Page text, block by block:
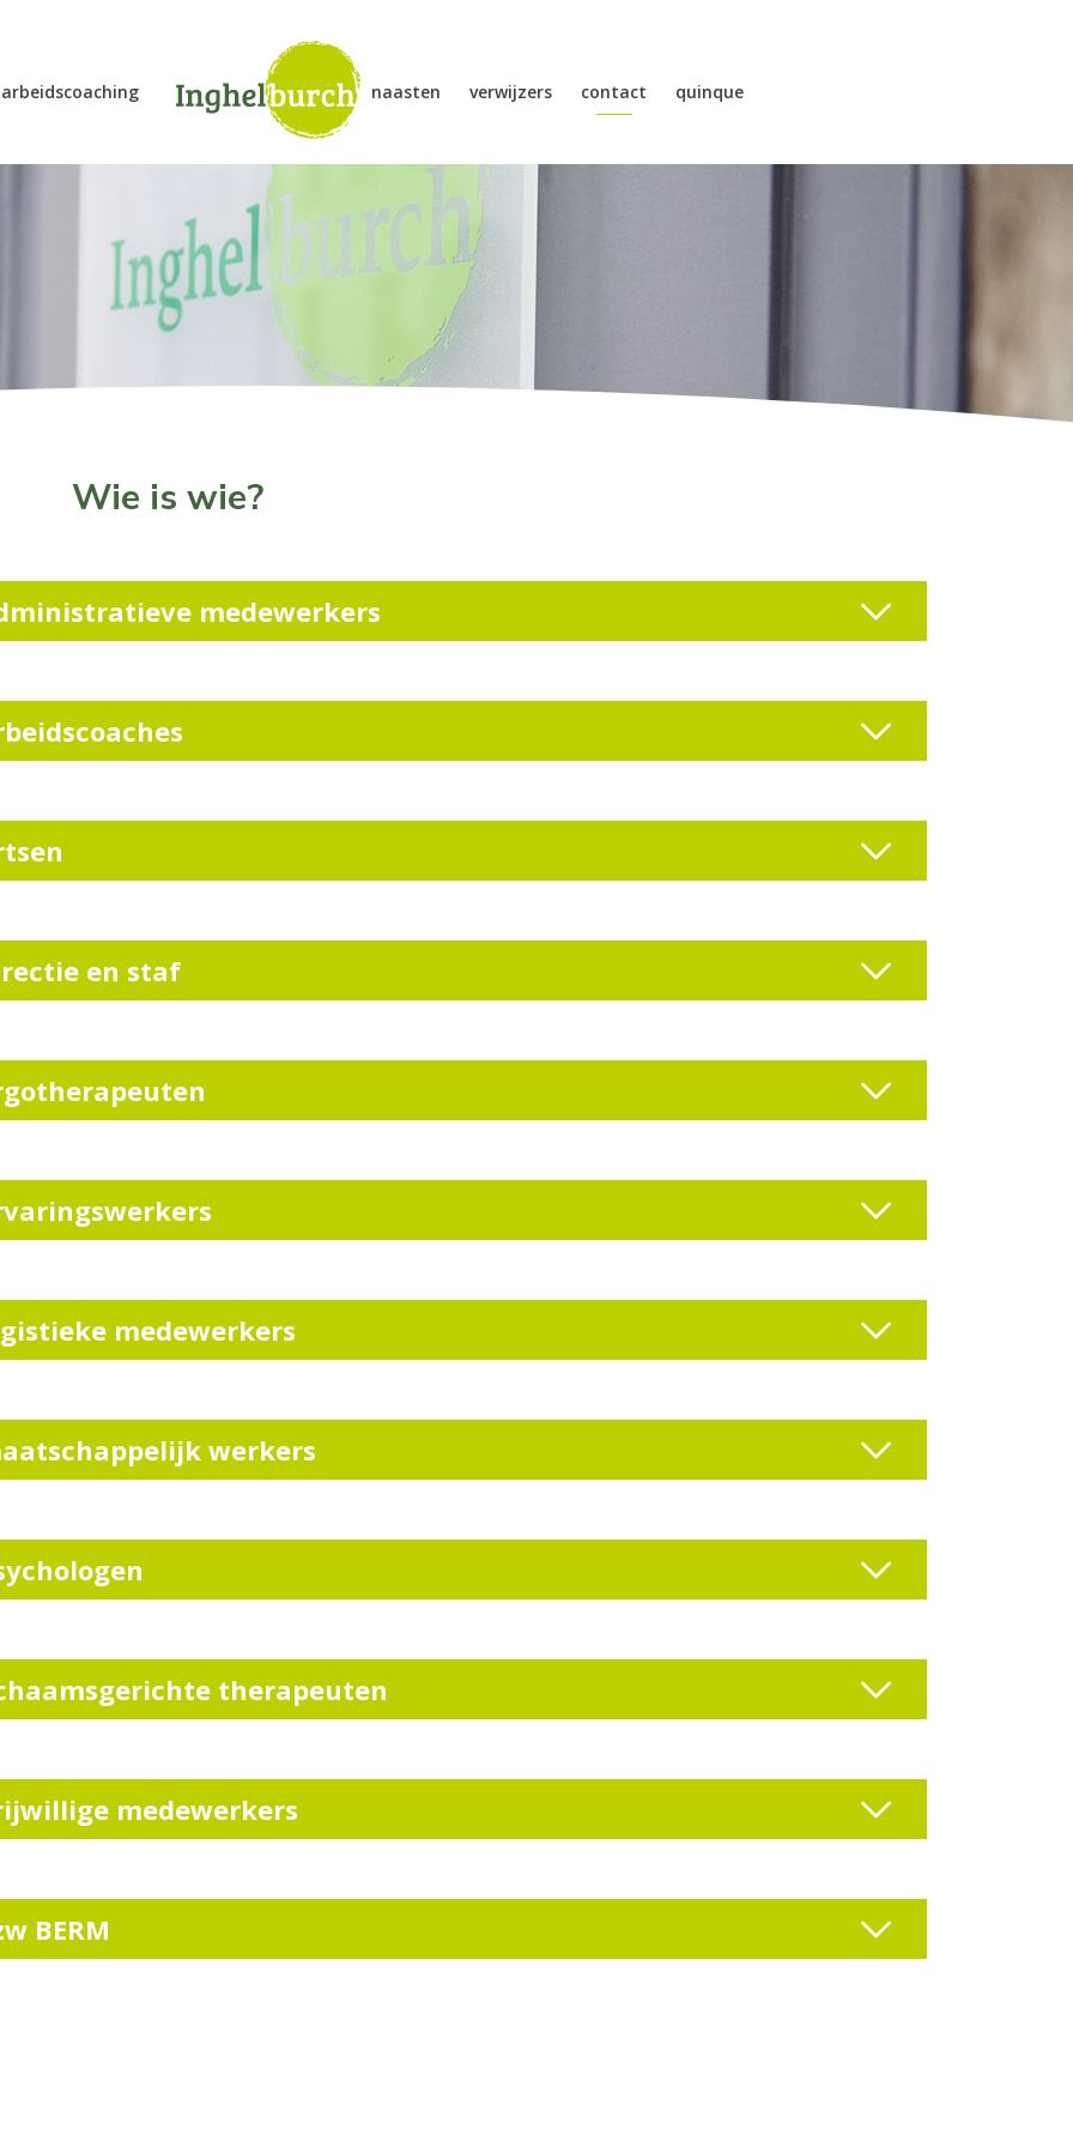
arbeidscoaching naasten verwijzers contact quinque
Wie is wie?
medewerkers
en staf
medewerkers
werkers
therapeuten
medewerkers
BERM